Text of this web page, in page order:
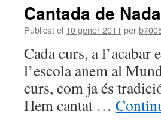
Cantada de
Publicat el 10 gener 2011 per
Cada curs, a l’acabar
l’escola anem al
curs, com ja és
Hem cantat …